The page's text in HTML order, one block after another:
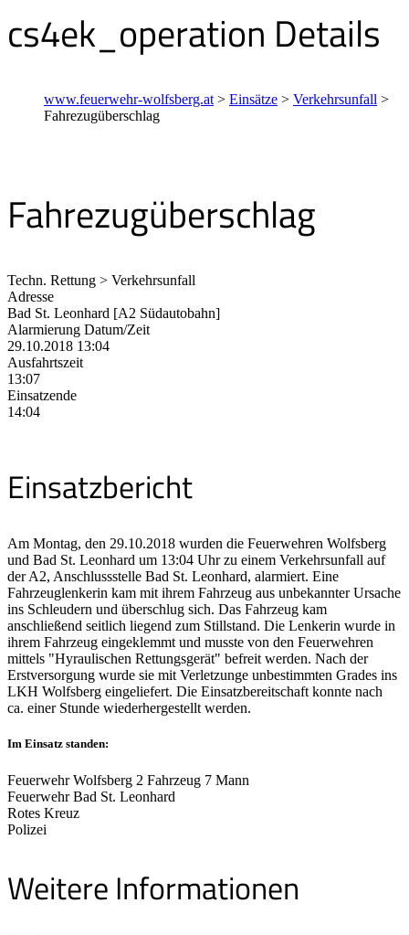
cs4ek_operation Details
www.feuerwehr-wolfsberg.at > Einsätze > Verkehrsunfall >
Fahrezugüberschlag
Fahrezugüberschlag
Techn. Rettung > Verkehrsunfall
Adresse
Bad St. Leonhard [A2 Südautobahn]
Alarmierung Datum/Zeit
29.10.2018 13:04
Ausfahrtszeit
13:07
Einsatzende
14:04
Einsatzbericht
Am Montag, den 29.10.2018 wurden die Feuerwehren Wolfsberg
und Bad St. Leonhard um 13:04 Uhr zu einem Verkehrsunfall auf
der A2, Anschlussstelle Bad St. Leonhard, alarmiert. Eine
Fahrzeuglenkerin kam mit ihrem Fahrzeug aus unbekannter Ursache
ins Schleudern und überschlug sich. Das Fahrzeug kam
anschließend seitlich liegend zum Stillstand. Die Lenkerin wurde in
ihrem Fahrzeug eingeklemmt und musste von den Feuerwehren
mittels "Hyraulischen Rettungsgerät" befreit werden. Nach der
Erstversorgung wurde sie mit Verletzunge unbestimmten Grades ins
LKH Wolfsberg eingeliefert. Die Einsatzbereitschaft konnte nach
ca. einer Stunde wiederhergestellt werden.
Im Einsatz standen:
Feuerwehr Wolfsberg 2 Fahrzeug 7 Mann
Feuerwehr Bad St. Leonhard
Rotes Kreuz
Polizei
Weitere Informationen